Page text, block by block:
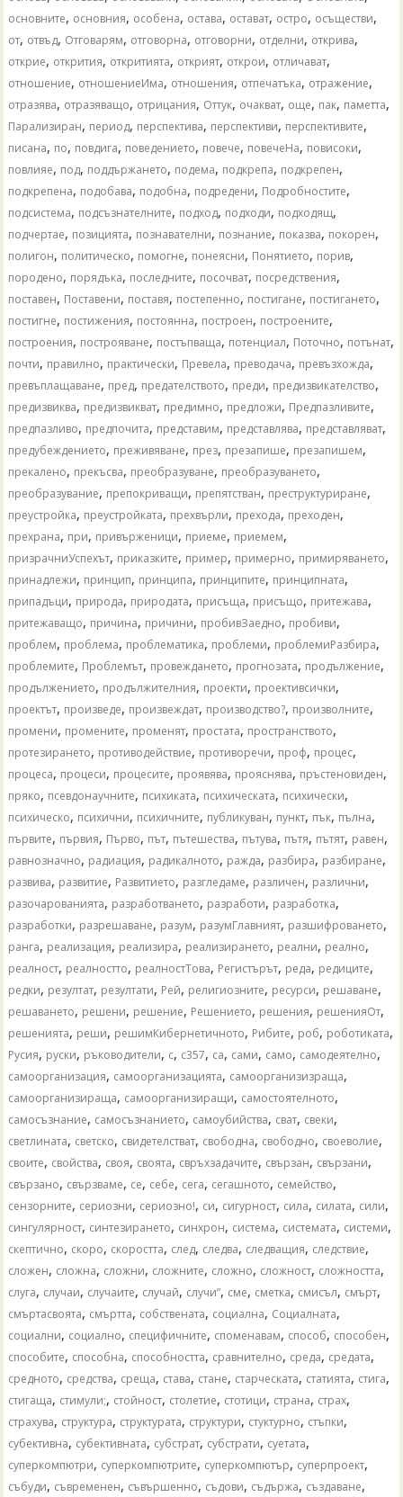
основните, основния, особена, остава, остават, остро, осъществи,
от, отвъд, Отговарям, отговорна, отговорни, отделни, открива,
открие, открития, откритията, открият, открои, отличават,
отношение, отношениеИма, отношения, отпечатъка, отражение,
отразява, отразяващо, отрицания, Оттук, очакват, още, пак, паметта,
Парализиран, период, перспектива, перспективи, перспективите,
писана, по, повдига, поведението, повече, повечеНа, повисоки,
повлияе, под, поддържането, подема, подкрепа, подкрепен,
подкрепена, подобава, подобна, подредени, Подробностите,
подсистема, подсъзнателните, подход, подходи, подходящ,
подчертае, позицията, познавателни, познание, показва, покорен,
полигон, политическо, помогне, понеясни, Понятието, порив,
породено, порядъка, последните, посочват, посредствения,
поставен, Поставени, поставя, постепенно, постигане, постигането,
постигне, постижения, постоянна, построен, построените,
построения, построяване, постъпваща, потенциал, Поточно, потънат,
почти, правилно, практически, Превела, преводача, превъзхожда,
превъплащаване, пред, предателството, преди, предизвикателство,
предизвиква, предизвикват, предимно, предложи, Предпазливите,
предпазливо, предпочита, представим, представлява, представляват,
предубеждението, преживяване, през, презапише, презапишем,
прекалено, прекъсва, преобразуване, преобразуването,
преобразувание, препокриващи, препятстван, преструктуриране,
преустройка, преустройката, прехвърли, прехода, преходен,
прехрана, при, привърженици, приеме, приемем,
призрачниУспехът, приказките, пример, примерно, примиряването,
принадлежи, принцип, принципа, принципите, принципната,
припадъци, природа, природата, присъща, присъщо, притежава,
притежаващо, причина, причини, пробивЗаедно, пробиви,
проблем, проблема, проблематика, проблеми, проблемиРазбира,
проблемите, Проблемът, провеждането, прогнозата, продължение,
продължението, продължителния, проекти, проективсички,
проектът, произведе, произвеждат, производство?, произволните,
промени, промените, променят, простата, пространството,
протезирането, противодействие, противоречи, проф, процес,
процеса, процеси, процесите, проявява, прояснява, пръстеновиден,
пряко, псевдонаучните, психиката, психическата, психически,
психическо, психични, психичните, публикуван, пункт, пък, пълна,
първите, първия, Първо, път, пътешества, пътува, пътя, пътят, равен,
равнозначно, радиация, радикалното, ражда, разбира, разбиране,
развива, развитие, Развитието, разгледаме, различен, различни,
разочарованията, разработването, разработи, разработка,
разработки, разрешаване, разум, разумГлавният, разшифроването,
ранга, реализация, реализира, реализирането, реални, реално,
реалност, реалностто, реалностТова, Регистърът, реда, редиците,
редки, резултат, резултати, Рей, религиозните, ресурси, решаване,
решаването, решени, решение, Решението, решения, решенияОт,
решенията, реши, решимКибернетичното, Рибите, роб, роботиката,
Русия, руски, ръководители, с, с357, са, сами, само, самодеятелно,
самоорганизация, самоорганизацията, самоорганизизраща,
самоорганизираща, самоорганизиращи, самостоятелното,
самосъзнание, самосъзнанието, самоубийства, сват, свеки,
светлината, светско, свидетелстват, свободна, свободно, своеволие,
своите, свойства, своя, своята, свръхзадачите, свързан, свързани,
свързано, свързваме, се, себе, сега, сегашното, семейство,
сензорните, сериозни, сериозно!, си, сигурност, сила, силата, сили,
сингулярност, синтезирането, синхрон, система, системата, системи,
скептично, скоро, скоростта, след, следва, следващия, следствие,
сложен, сложна, сложни, сложните, сложно, сложност, сложността,
слуга, случаи, случаите, случай, случи”, сме, сметка, смисъл, смърт,
смъртасвоята, смъртта, собствената, социална, Социалната,
социални, социално, специфичните, споменавам, способ, способен,
способите, способна, способността, сравнително, среда, средата,
средното, средства, среща, става, стане, старческата, статията, стига,
стигаща, стимули;, стойност, столетие, стотици, страна, страх,
страхува, структура, структурата, структури, стуктурно, стъпки,
субективна, субективната, субстрат, субстрати, суетата,
суперкомпютри, суперкомпютрите, суперкомпютър, суперпроект,
събуди, съвременен, съвършенно, съдови, съдържа, създаване,